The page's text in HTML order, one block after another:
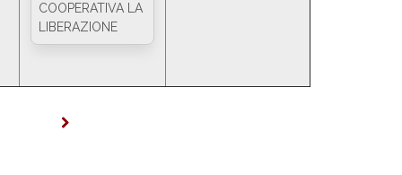
COOPERATIVA LA
LIBERAZIONE